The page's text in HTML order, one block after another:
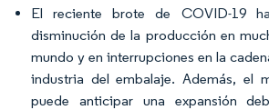
El reciente brote de COVID-19
disminución de la producción en
mundo y en interrupciones en la
industria del embalaje. Además, el
puede anticipar una expansión